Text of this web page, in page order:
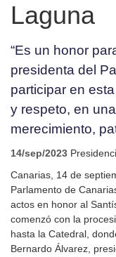
Laguna
“Es un honor
presidenta del
participar en
y respeto, en
merecimiento,
14/sep/2023
Canarias, 14 de
Parlamento de
actos en honor al
comenzó con la
hasta la Catedral,
Bernardo Álvarez,